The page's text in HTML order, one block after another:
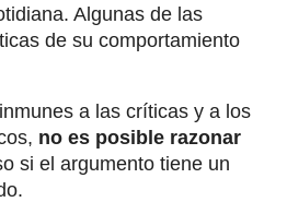
Algunas de las
de su comportamiento
a las críticas y a los
no es posible razonar
si el argumento tiene un